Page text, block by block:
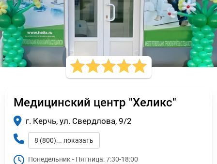
Медицинский центр "Хеликс"
г. Керчь, ул. Свердлова, 9/2
8 (800)... показать
Понедельник - Пятница:7:30-18:00